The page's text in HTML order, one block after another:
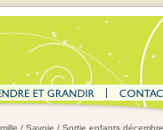
/ Savoie / Sortie enfants décembre